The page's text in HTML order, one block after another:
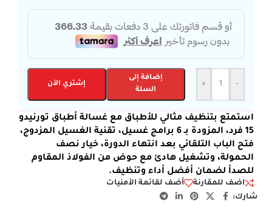
-
+
إضافة إلى
السلة
إشتري الآن
استمتع بتنظيف مثالي للأطباق مع غسالة أطباق تورنيدو
15 فرد، المزودة بـ 6 برامج غسيل، تقنية الغسيل المزدوج،
فتح الباب التلقائي بعد انتهاء الدورة، خيار نصف
الحمولة، وتشغيل هادئ مع حوض من الفولاذ المقاوم
للصدأ لضمان أفضل أداء وتنظيف.
اضف للمقارنة
أضف لقائمة الأمنيات
شارك: